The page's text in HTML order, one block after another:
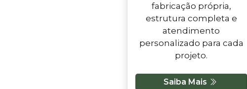
fabricação própria,
estrutura completa e
atendimento
personalizado para cada
projeto.
Saiba Mais